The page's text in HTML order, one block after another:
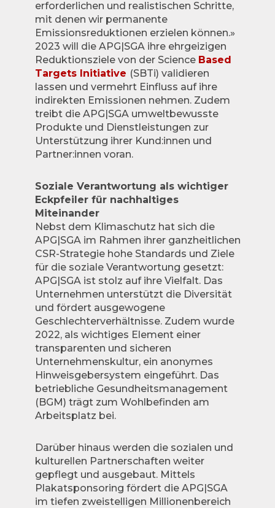
erforderlichen und realistischen Schritte,
mit denen wir permanente
Emissionsreduktionen erzielen können.»
2023 will die APG|SGA ihre ehrgeizigen
Reduktionsziele von der Science Based
Targets Initiative (SBTi) validieren
lassen und vermehrt Einfluss auf ihre
indirekten Emissionen nehmen. Zudem
treibt die APG|SGA umweltbewusste
Produkte und Dienstleistungen zur
Unterstützung ihrer Kund:innen und
Partner:innen voran.
Soziale Verantwortung als wichtiger
Eckpfeiler für nachhaltiges
Miteinander
Nebst dem Klimaschutz hat sich die
APG|SGA im Rahmen ihrer ganzheitlichen
CSR-Strategie hohe Standards und Ziele
für die soziale Verantwortung gesetzt:
APG|SGA ist stolz auf ihre Vielfalt. Das
Unternehmen unterstützt die Diversität
und fördert ausgewogene
Geschlechterverhältnisse. Zudem wurde
2022, als wichtiges Element einer
transparenten und sicheren
Unternehmenskultur, ein anonymes
Hinweisgebersystem eingeführt. Das
betriebliche Gesundheitsmanagement
(BGM) trägt zum Wohlbefinden am
Arbeitsplatz bei.
Darüber hinaus werden die sozialen und
kulturellen Partnerschaften weiter
gepflegt und ausgebaut. Mittels
Plakatsponsoring fördert die APG|SGA
im tiefen zweistelligen Millionenbereich